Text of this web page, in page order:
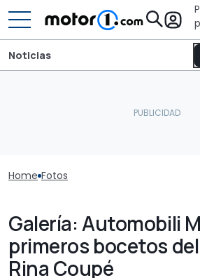
Noticias
Home Fotos
Galería: Automobili
primeros bocetos
Rina Coupé